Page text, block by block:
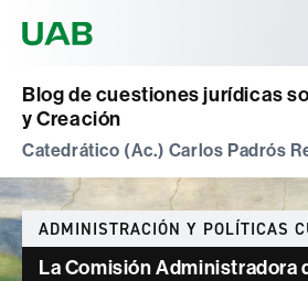
Blog de cuestiones jurídicas
y Creación
Catedrático (Ac.) Carlos Padrós
Categories
ADMINISTRACIÓN Y POLÍTICAS
La Comisión Administradora